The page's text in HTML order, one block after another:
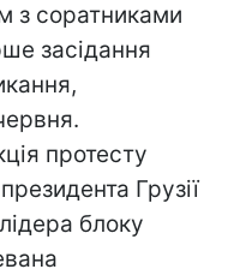
з соратниками
засідання
протесту
Грузії
блоку